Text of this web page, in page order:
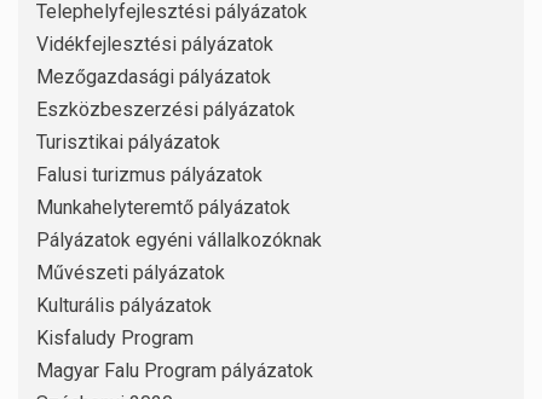
Telephelyfejlesztési pályázatok
Vidékfejlesztési pályázatok
Mezőgazdasági pályázatok
Eszközbeszerzési pályázatok
Turisztikai pályázatok
Falusi turizmus pályázatok
Munkahelyteremtő pályázatok
Pályázatok egyéni vállalkozóknak
Művészeti pályázatok
Kulturális pályázatok
Kisfaludy Program
Magyar Falu Program pályázatok